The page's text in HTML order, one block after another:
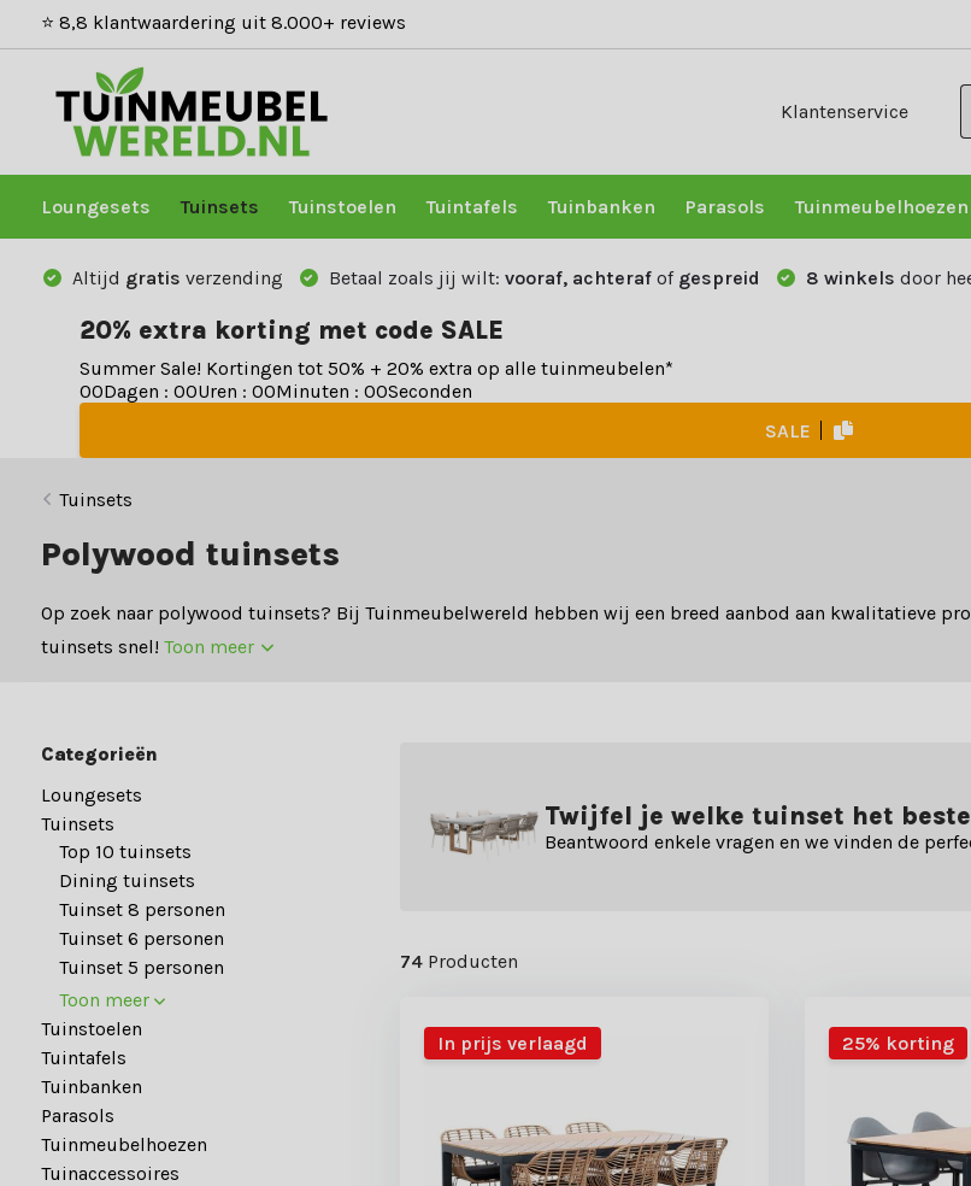
⭐ 8,8 klantwaardering uit 8.000+ reviews
Klantenservice
Loungesets Tuinsets Tuinstoelen Tuintafels Tuinbanken Parasols Tuinmeubelhoezen
Altijd gratis verzending Betaal zoals jij wilt: vooraf, achteraf of gespreid 8 winkels door
20% extra korting met code SALE
Summer Sale! Kortingen tot 50% + 20% extra op alle tuinmeubelen*
00Dagen : 00Uren : 00Minuten : 00Seconden
SALE
Tuinsets
Polywood tuinsets
Op zoek naar polywood tuinsets? Bij Tuinmeubelwereld hebben wij een breed aanbod aan kwalitatieve
tuinsets snel! Toon meer
Categorieën
Loungesets
Tuinsets
Top 10 tuinsets
Dining tuinsets
Tuinset 8 personen
Tuinset 6 personen
Tuinset 5 personen
Toon meer
Tuinstoelen
Tuintafels
Tuinbanken
Parasols
Tuinmeubelhoezen
Tuinaccessoires
Twijfel je welke tuinset het
Beantwoord enkele vragen en we vinden de
74Producten
In prijs verlaagd 25% korting